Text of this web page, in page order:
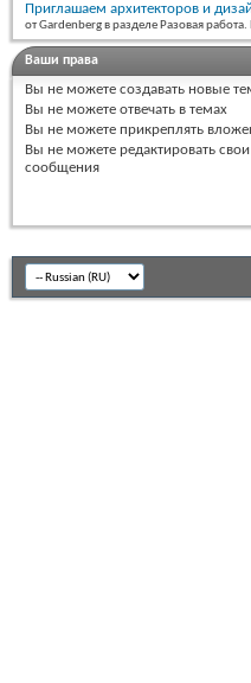
Приглашаем архитекторов и
от Gardenberg в разделе Разовая
Ваши права
Вы не можете создавать новые
Вы не можете отвечать в темах
Вы не можете прикреплять
Вы не можете редактировать свои
сообщения